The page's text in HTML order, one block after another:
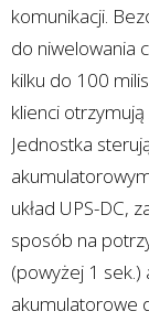
komunikacji.
do niwelowania
kilku do 100
klienci
Jednostka
układ UPS-DC,
sposób na
(powyżej 1 sek.)
akumulatorowe